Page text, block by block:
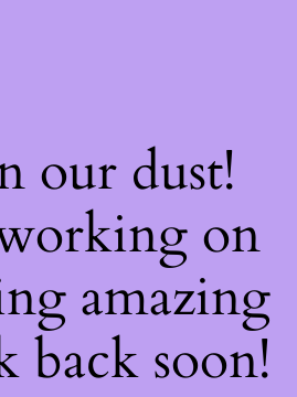
our dust!
on
amazing
back soon!